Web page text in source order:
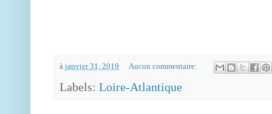
à janvier 31, 2019 Aucun commentaire:
Labels: Loire-Atlantique